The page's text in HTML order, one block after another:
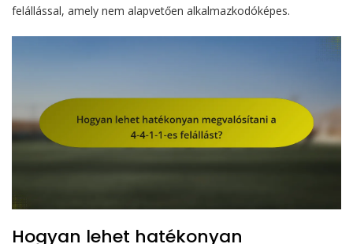
felállással, amely nem alapvetően alkalmazkodóképes.
Hogyan lehet hatékonyan